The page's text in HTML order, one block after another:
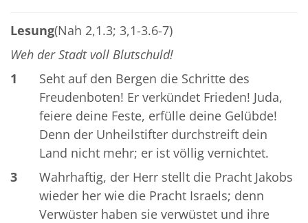
Lesung(Nah 2,1.3; 3,1-3.6-7)
Weh der Stadt voll Blutschuld!
1
Seht auf den Bergen die Schritte des
Freudenboten! Er verkündet Frieden! Juda,
feiere deine Feste, erfülle deine Gelübde!
Denn der Unheilstifter durchstreift dein
Land nicht mehr; er ist völlig vernichtet.
3
Wahrhaftig, der Herr stellt die Pracht Jakobs
wieder her wie die Pracht Israels; denn
Verwüster haben sie verwüstet und ihre